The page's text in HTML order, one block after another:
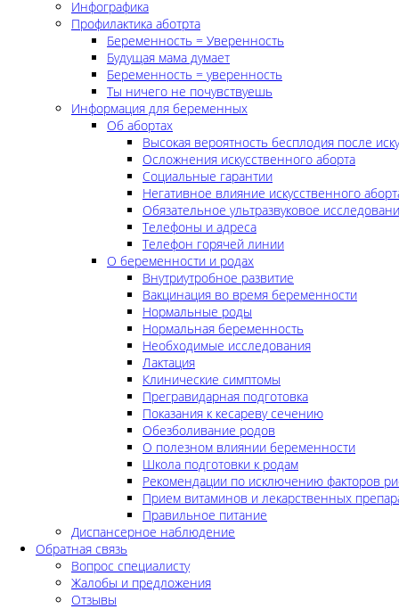
Инфографика
Профилактика аботрта
Беременность = Уверенность
Будущая мама думает
Беременность = уверенность
Ты ничего не почувствуешь
Информация для беременных
Об абортах
Высокая вероятность бесплодия после
Осложнения искусственного аборта
Социальные гарантии
Негативное влияние искусственного
Обязательное ультразвуковое
Телефоны и адреса
Телефон горячей линии
О беременности и родах
Внутриутробное развитие
Вакцинация во время беременности
Нормальные роды
Нормальная беременность
Необходимые исследования
Лактация
Клинические симптомы
Прегравидарная подготовка
Показания к кесареву сечению
Обезболивание родов
О полезном влиянии беременности
Школа подготовки к родам
Рекомендации по исключению факторов
Прием витаминов и лекарственных
Правильное питание
Диспансерное наблюдение
Обратная связь
Вопрос специалисту
Жалобы и предложения
Отзывы